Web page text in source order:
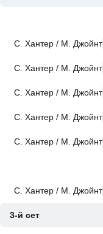
С. Хантер / М. Джойнт
С. Хантер / М. Джойнт
С. Хантер / М. Джойнт
С. Хантер / М. Джойнт
С. Хантер / М. Джойнт
С. Хантер / М. Джойнт
3-й сет